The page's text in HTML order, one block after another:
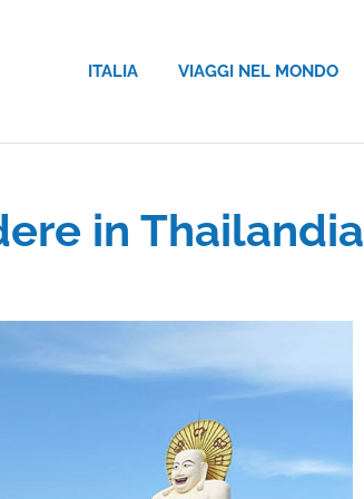
ITALIA VIAGGI NEL MONDO
in Thailandia